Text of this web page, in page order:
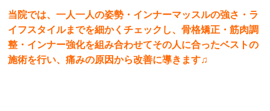
当院では、一人一人の姿勢・インナーマッスルの強さ・ラ
イフスタイルまでを細かくチェックし、骨格矯正・筋肉調
整・インナー強化を組み合わせてその人に合ったベストの
施術を行い、痛みの原因から改善に導きます♫